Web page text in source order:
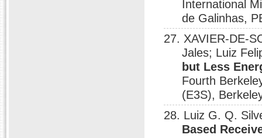
International
de Galinhas,
27. XAVIER-DE-
Jales; Luiz
but Less
Fourth
(E3S),
28. Luiz G. Q.
Based